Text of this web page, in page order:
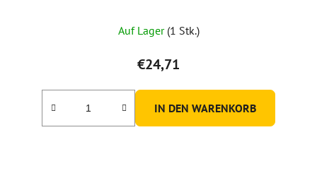
Auf Lager (1 Stk.)
€24,71
IN DEN WARENKORB